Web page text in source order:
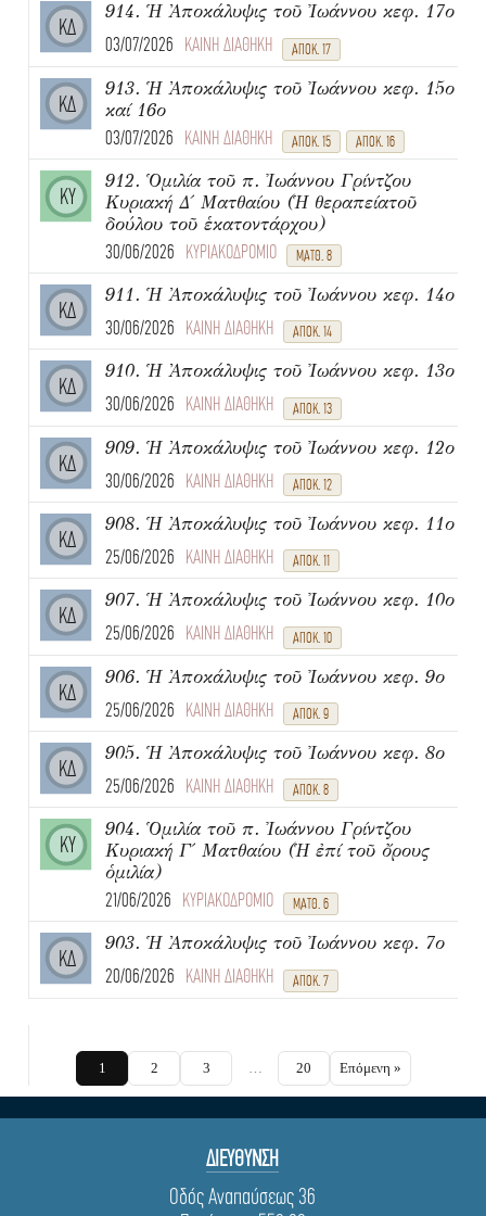
ΚΔ
914. Ἡ Ἀποκάλυψις τοῦ Ἰωάννου κεφ. 17ο
03/07/2026 ΚΑΙΝΗ ΔΙΑΘΗΚΗ ΑΠΟΚ. 17
ΚΔ
913. Ἡ Ἀποκάλυψις τοῦ Ἰωάννου κεφ. 15ο
καί 16ο
03/07/2026 ΚΑΙΝΗ ΔΙΑΘΗΚΗ ΑΠΟΚ. 15 ΑΠΟΚ. 16
ΚΥ
912. Ὁμιλία τοῦ π. Ἰωάννου Γρίντζου
Κυριακή Δ΄ Ματθαίου (Ἡ θεραπείατοῦ
δούλου τοῦ ἑκατοντάρχου)
30/06/2026 ΚΥΡΙΑΚΟΔΡΟΜΙΟ ΜΑΤΘ. 8
ΚΔ
911. Ἡ Ἀποκάλυψις τοῦ Ἰωάννου κεφ. 14ο
30/06/2026 ΚΑΙΝΗ ΔΙΑΘΗΚΗ ΑΠΟΚ. 14
ΚΔ
910. Ἡ Ἀποκάλυψις τοῦ Ἰωάννου κεφ. 13ο
30/06/2026 ΚΑΙΝΗ ΔΙΑΘΗΚΗ ΑΠΟΚ. 13
ΚΔ
909. Ἡ Ἀποκάλυψις τοῦ Ἰωάννου κεφ. 12ο
30/06/2026 ΚΑΙΝΗ ΔΙΑΘΗΚΗ ΑΠΟΚ. 12
ΚΔ
908. Ἡ Ἀποκάλυψις τοῦ Ἰωάννου κεφ. 11ο
25/06/2026 ΚΑΙΝΗ ΔΙΑΘΗΚΗ ΑΠΟΚ. 11
ΚΔ
907. Ἡ Ἀποκάλυψις τοῦ Ἰωάννου κεφ. 10ο
25/06/2026 ΚΑΙΝΗ ΔΙΑΘΗΚΗ ΑΠΟΚ. 10
ΚΔ
906. Ἡ Ἀποκάλυψις τοῦ Ἰωάννου κεφ. 9ο
25/06/2026 ΚΑΙΝΗ ΔΙΑΘΗΚΗ ΑΠΟΚ. 9
ΚΔ
905. Ἡ Ἀποκάλυψις τοῦ Ἰωάννου κεφ. 8ο
25/06/2026 ΚΑΙΝΗ ΔΙΑΘΗΚΗ ΑΠΟΚ. 8
ΚΥ
904. Ὁμιλία τοῦ π. Ἰωάννου Γρίντζου
Κυριακή Γ΄ Ματθαίου (Ἡ ἐπί τοῦ ὄρους
ὁμιλία)
21/06/2026 ΚΥΡΙΑΚΟΔΡΟΜΙΟ ΜΑΤΘ. 6
ΚΔ
903. Ἡ Ἀποκάλυψις τοῦ Ἰωάννου κεφ. 7ο
20/06/2026 ΚΑΙΝΗ ΔΙΑΘΗΚΗ ΑΠΟΚ. 7
1 2 3 … 20 Επόμενη »
ΔΙΕΥΘΥΝΣΗ
Οδός Αναπαύσεως 36